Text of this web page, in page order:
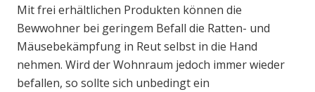
Mit frei erhältlichen Produkten können die
Bewwohner bei geringem Befall die Ratten- und
Mäusebekämpfung in Reut selbst in die Hand
nehmen. Wird der Wohnraum jedoch immer wieder
befallen, so sollte sich unbedingt ein